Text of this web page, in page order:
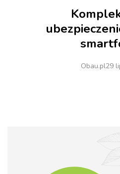
Obau.pl29